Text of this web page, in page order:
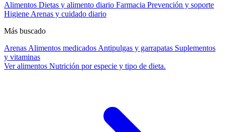
Alimentos Dietas y alimento diario Farmacia Prevención y soporte
Higiene Arenas y cuidado diario
Más buscado
Arenas Alimentos medicados Antipulgas y garrapatas Suplementos
y vitaminas
Ver alimentos Nutrición por especie y tipo de dieta.